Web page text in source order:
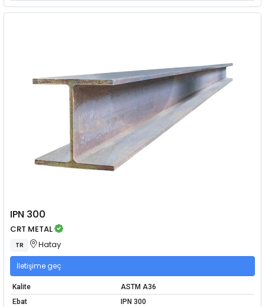
IPN 300
CRT METAL
TR Hatay
İletişime geç
Kalite
ASTM A36
Ebat
IPN 300